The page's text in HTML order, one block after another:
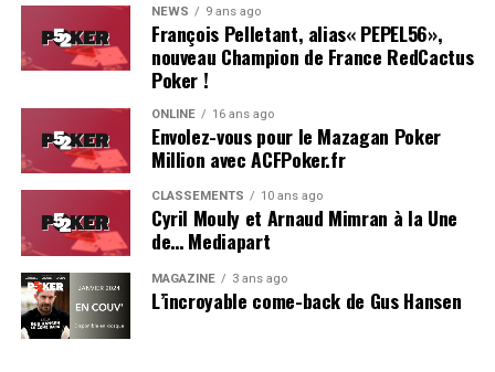
Soleau à gauche, sorti par Logghe au centre
NEWS 9 ans ago
François Pelletant, alias« PEPEL56»,
nouveau Champion de France RedCactus
Poker !
ONLINE 16 ans ago
Envolez-vous pour le Mazagan Poker
Million avec ACFPoker.fr
CLASSEMENTS 10 ans ago
Cyril Mouly et Arnaud Mimran à la Une
de… Mediapart
MAGAZINE 3 ans ago
L’incroyable come-back de Gus Hansen